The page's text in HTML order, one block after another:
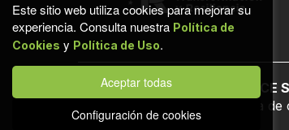
© COMADERA ECOMMERCE
Política
Este sitio web utiliza cookies para mejorar su
experiencia. Consulta nuestra Política de
Cookies y Política de Uso.
Aceptar todas
Configuración de cookies